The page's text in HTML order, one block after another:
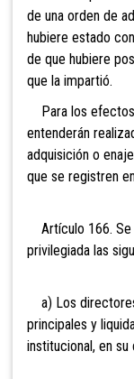
de una orden de
hubiere estado
de que hubiere
que la impartió.
Para los efectos
entenderán
adquisición o
que se registren
Artículo 166. Se
privilegiada las
a) Los
principales y
institucional, en su